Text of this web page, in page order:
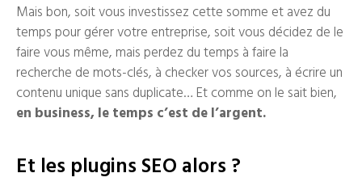
Mais bon, soit vous investissez cette somme et avez du
temps pour gérer votre entreprise, soit vous décidez de le
faire vous même, mais perdez du temps à faire la
recherche de mots-clés, à checker vos sources, à écrire un
contenu unique sans duplicate… Et comme on le sait bien,
en business, le temps c’est de l’argent.
Et les plugins SEO alors ?